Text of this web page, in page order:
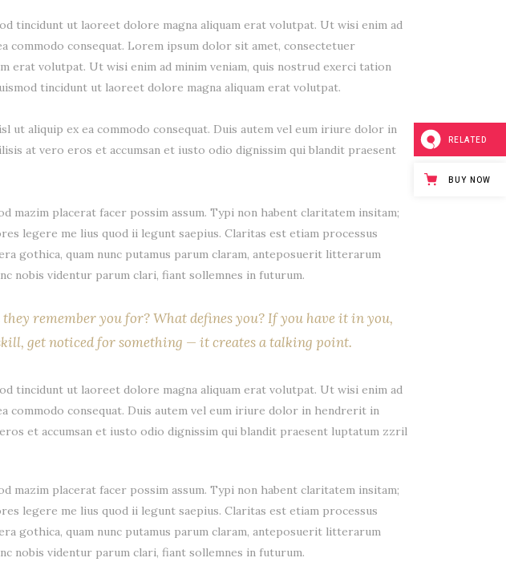
tincidunt ut laoreet dolore magna aliquam erat volutpat. Ut wisi enim ad
consequat. Lorem ipsum dolor sit amet, consectetuer
erat volutpat. Ut wisi enim ad minim veniam, quis nostrud exerci tation
tincidunt ut laoreet dolore magna aliquam erat volutpat.
aliquip ex ea commodo consequat. Duis autem vel eum iriure dolor in
at vero eros et accumsan et iusto odio dignissim qui blandit praesent
placerat facer possim assum. Typi non habent claritatem insitam;
legere me lius quod ii legunt saepius. Claritas est etiam processus
gothica, quam nunc putamus parum claram, anteposuerit litterarum
nobis videntur parum clari, fiant sollemnes in futurum.
remember you for? What defines you? If you have it in you,
get noticed for something — it creates a talking point.
tincidunt ut laoreet dolore magna aliquam erat volutpat. Ut wisi enim ad
commodo consequat. Duis autem vel eum iriure dolor in hendrerit in
et accumsan et iusto odio dignissim qui blandit praesent luptatum zzril
placerat facer possim assum. Typi non habent claritatem insitam;
legere me lius quod ii legunt saepius. Claritas est etiam processus
gothica, quam nunc putamus parum claram, anteposuerit litterarum
nobis videntur parum clari, fiant sollemnes in futurum.
RELATED
BUY NOW